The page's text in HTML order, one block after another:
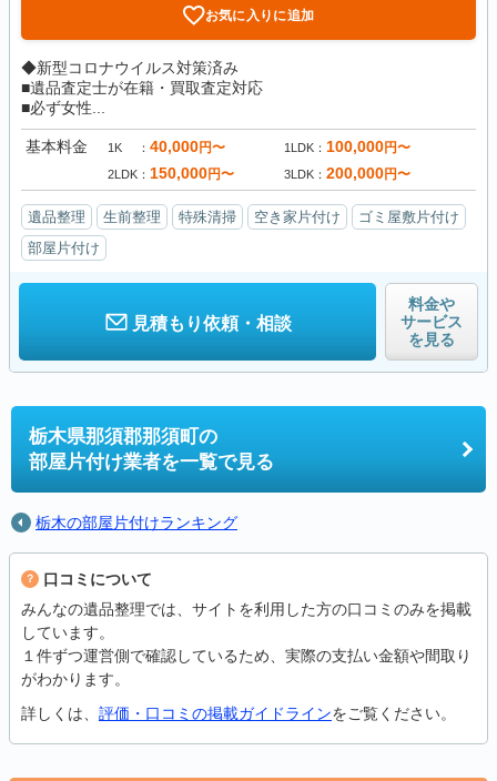
お気に入りに追加
◆新型コロナウイルス対策済み
■遺品査定士が在籍・買取査定対応
■必ず女性...
基本料金 1K 40,000円〜 1LDK 100,000円〜
2LDK 150,000円〜 3LDK 200,000円〜
遺品整理 生前整理 特殊清掃 空き家片付け
ゴミ屋敷片付け
部屋片付け
見積もり依頼・相談
料金や
サービス
を見る
栃木県那須郡那須町の
部屋片付け業者を一覧で見る
栃木の部屋片付けランキング
口コミについて
みんなの遺品整理では、サイトを利用した方の口コミのみを掲載
しています。
１件ずつ運営側で確認しているため、実際の支払い金額や間取り
がわかります。
詳しくは、 評価・口コミの掲載ガイドラインをご覧ください。